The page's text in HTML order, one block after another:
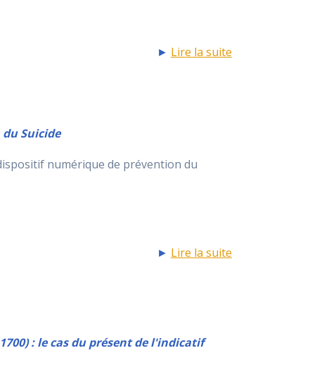
► Lire la suite
Suicide
numérique de prévention du
► Lire la suite
: le cas du présent de l'indicatif